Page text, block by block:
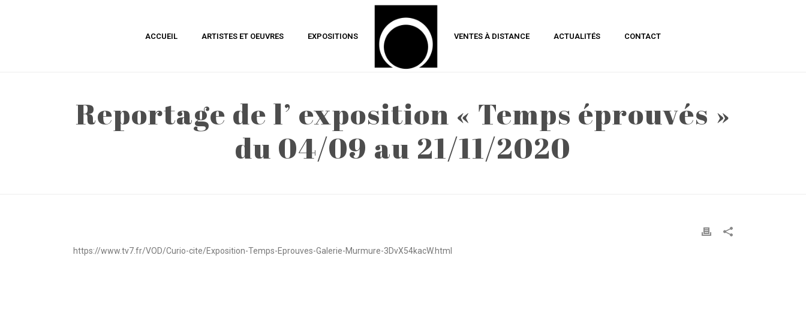
ACCUEIL ARTISTES ET OEUVRES EXPOSITIONS VENTES À DISTANCE ACTUALITÉS CONTACT
Reportage de l’ exposition « Temps éprouvés »
du 04/09 au 21/11/2020
https://www.tv7.fr/VOD/Curio-cite/Exposition-Temps-Eprouves-Galerie-Murmure-3DvX54kacW.html